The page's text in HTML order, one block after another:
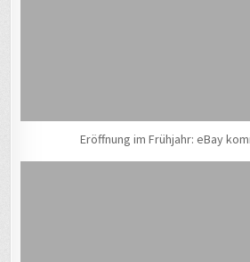
Eröffnung im Frühjahr: eBay